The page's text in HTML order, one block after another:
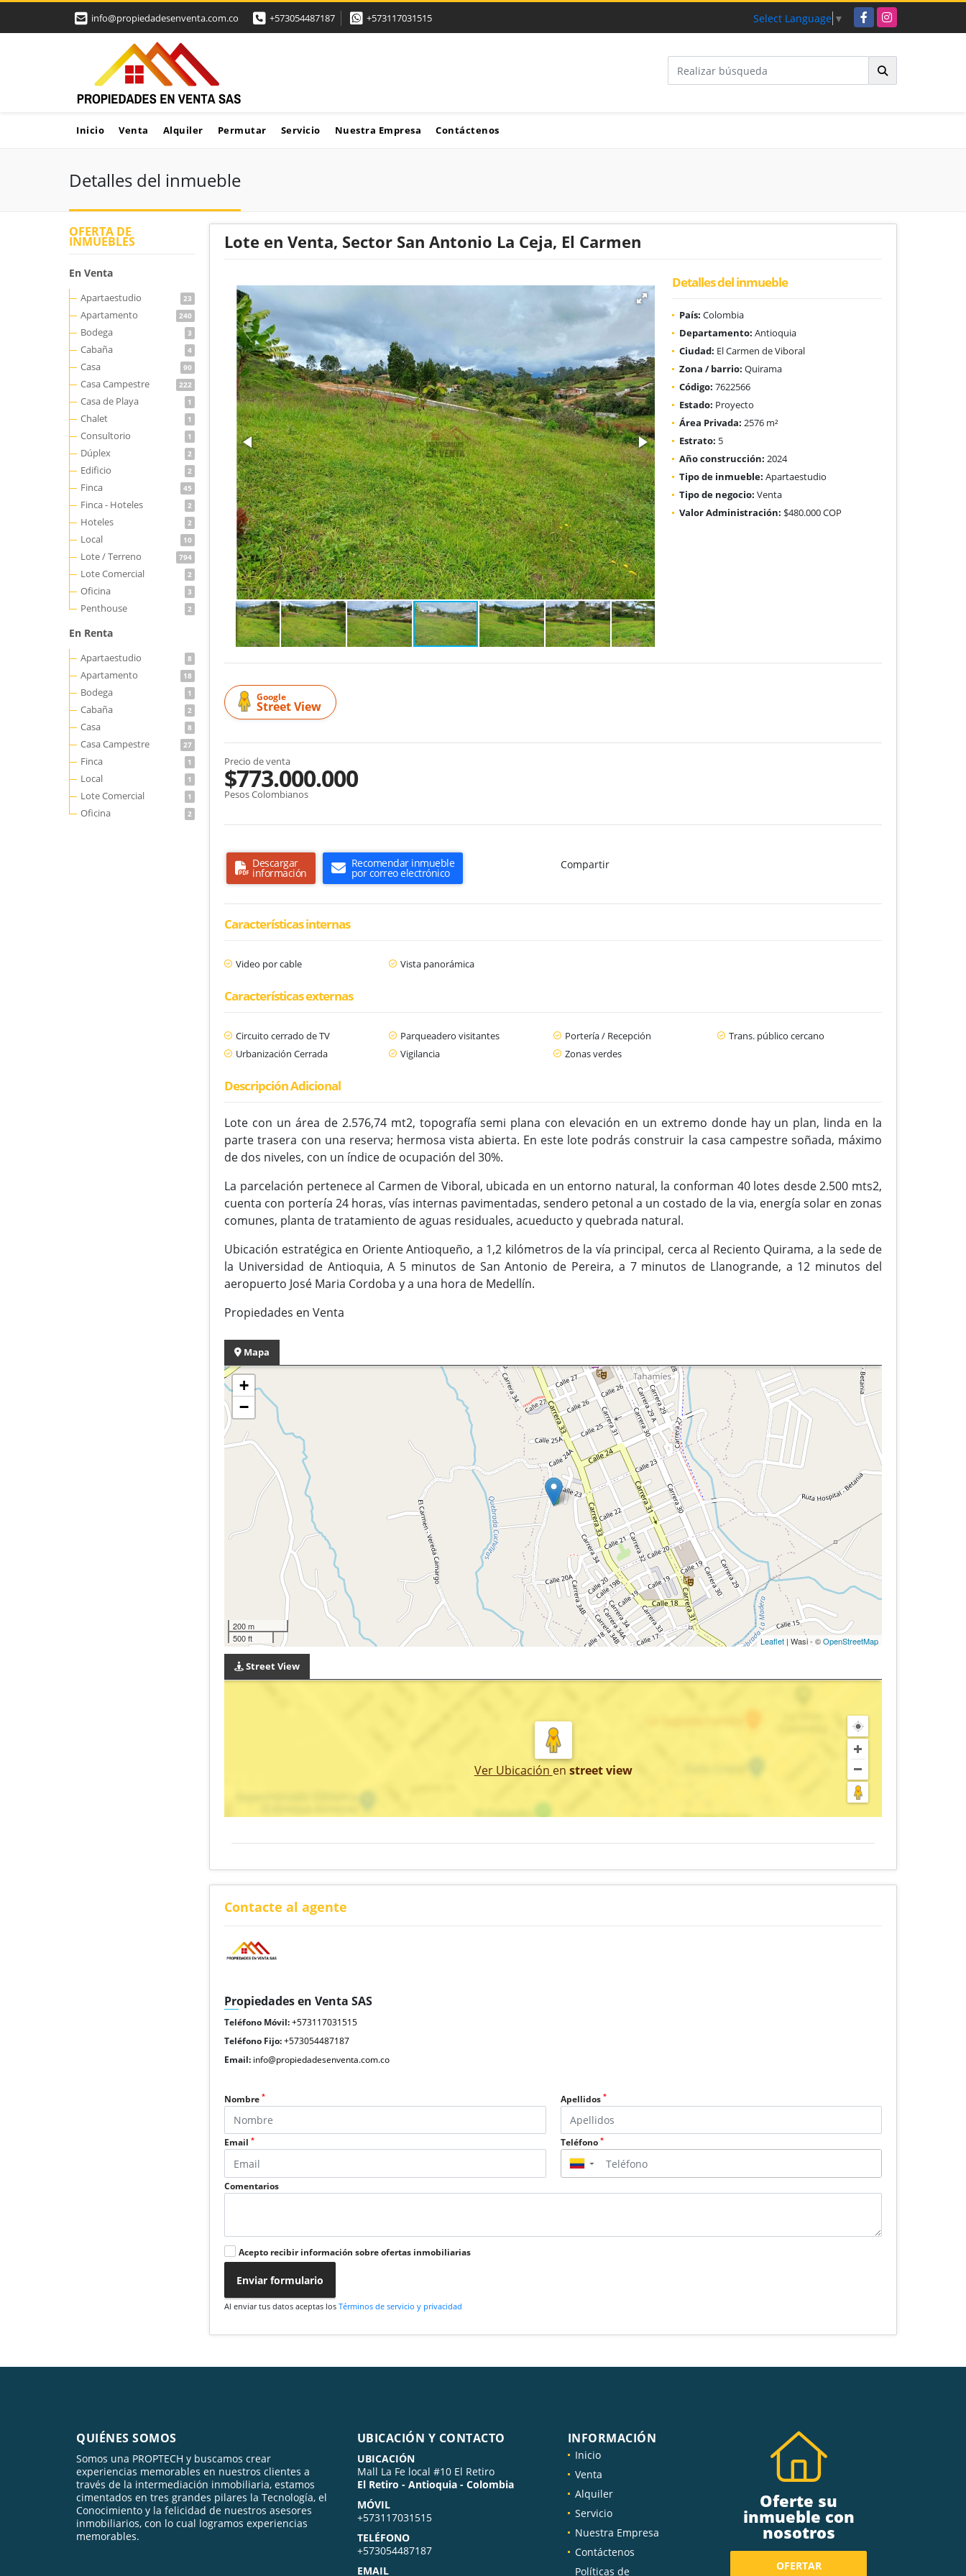
info@propiedadesenventa.com.co +573054487187 +573117031515 Select Language ▼ FacebookInstagram
Inicio Venta Alquiler Permutar Servicio Nuestra Empresa Contáctenos
Detalles del inmueble
OFERTA DE
INMUEBLES
En Venta
Apartaestudio 23
Apartamento 240
Bodega 3
Cabaña 4
Casa 90
Casa Campestre 222
Casa de Playa 1
Chalet 1
Consultorio 1
Dúplex 2
Edificio 2
Finca 45
Finca - Hoteles 2
Hoteles 2
Local 10
Lote / Terreno 794
Lote Comercial 2
Oficina 3
Penthouse 2
En Renta
Apartaestudio 8
Apartamento 18
Bodega 1
Cabaña 2
Casa 8
Casa Campestre 27
Finca 1
Local 1
Lote Comercial 1
Oficina 2
Lote en Venta, Sector San Antonio La Ceja, El Carmen
Detalles del inmueble
País: Colombia
Departamento: Antioquia
Ciudad: El Carmen de Viboral
Zona / barrio: Quirama
Código: 7622566
Estado: Proyecto
Área Privada: 2576 m²
Estrato: 5
Año construcción: 2024
Tipo de inmueble: Apartaestudio
Tipo de negocio: Venta
Valor Administración: $480.000 COP
Google
Street View
Precio de venta
$773.000.000
Pesos Colombianos
Descargar
información
Recomendar inmueble
por correo electrónico
Compartir
Características internas
Video por cable Vista panorámica
Características externas
Circuito cerrado de TV Parqueadero visitantes Portería / Recepción
Trans. público cercano
Urbanización Cerrada
Vigilancia Zonas verdes
Descripción Adicional
Lote con un área de 2.576,74 mt2, topografía semi plana con elevación en un extremo donde hay un plan, linda en la
parte trasera con una reserva; hermosa vista abierta. En este lote podrás construir la casa campestre soñada, máximo
de dos niveles, con un índice de ocupación del 30%.
La parcelación pertenece al Carmen de Viboral, ubicada en un entorno natural, la conforman 40 lotes desde 2.500 mts2,
cuenta con portería 24 horas, vías internas pavimentadas, sendero petonal a un costado de la via, energía solar en zonas
comunes, planta de tratamiento de aguas residuales, acueducto y quebrada natural.
Ubicación estratégica en Oriente Antioqueño, a 1,2 kilómetros de la vía principal, cerca al Reciento Quirama, a la sede de
la Universidad de Antioquia, A 5 minutos de San Antonio de Pereira, a 7 minutos de Llanogrande, a 12 minutos del
aeropuerto José Maria Cordoba y a una hora de Medellín.
Propiedades en Venta
Mapa
+
−
200 m
500 ft
Leaflet| Wasi - ©OpenStreetMap
Street View
Ver Ubicación en street view
Contacte al agente
Propiedades en Venta SAS
Teléfono Móvil:+573117031515
Teléfono Fijo:+573054487187
Email: info@propiedadesenventa.com.co
Nombre* Apellidos *
Email* Teléfono *
▼
Comentarios
Acepto recibir información sobre ofertas inmobiliarias
Enviar formulario
Al enviar tus datos aceptas losTérminos de servicio y privacidad
QUIÉNES SOMOS
Somos una PROPTECH y buscamos crear
experiencias memorables en nuestros clientes a
través de la intermediación inmobiliaria, estamos
cimentados en tres grandes pilares la Tecnología, el
Conocimiento y la felicidad de nuestros asesores
inmobiliarios, con lo cual logramos experiencias
memorables.
UBICACIÓN Y CONTACTO
UBICACIÓN
Mall La Fe local #10 El Retiro
El Retiro - Antioquia - Colombia
MÓVIL
+573117031515
TELÉFONO
+573054487187
EMAIL
INFORMACIÓN
Inicio
Venta
Alquiler
Servicio
Nuestra Empresa
Contáctenos
Políticas de
Oferte su
inmueble con
nosotros
OFERTAR